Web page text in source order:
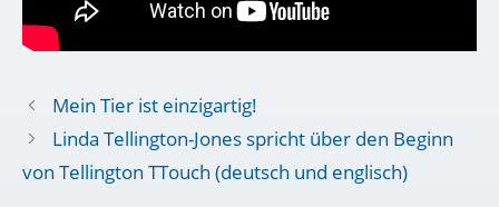
Mein Tier ist einzigartig!
Linda Tellington-Jones spricht über den Beginn
von Tellington TTouch (deutsch und englisch)